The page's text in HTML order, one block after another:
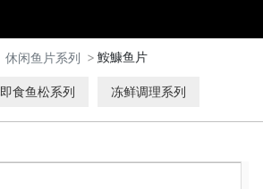
休闲鱼片系列 鮟鱇鱼片
即食鱼松系列 冻鲜调理系列